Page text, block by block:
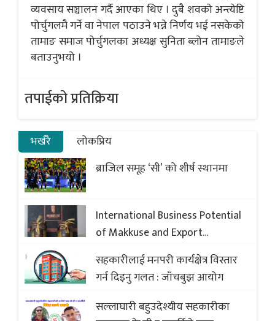
व्यवसाय सञ्चालन गर्दै आएका थिए । दुबै शवको अन्त्येष्टि
पोर्चुगलमै गर्ने वा नेपाल पठाउने भन्ने निर्णय भई नसकेको
तामाङ समाज पोर्चुगलका अध्यक्ष सुनिता ब्लोन तामाङले
बताउनुभयो ।
तपाईको प्रतिक्रिया
भर्खरै
लोकप्रिय
ब्राजिल समूह ‘सी’ को शीर्ष स्थानमा
International Business Potential
of Makkuse and Export
Opportunities of Nepali Sweets
with Global Comparison to
Baklava
सहकारीलाई मनपरी कार्यक्षेत्र विस्तार
गर्न दिइनु गलत : जाँचबुझ आयोग
सल्लाघारी बहुउदेश्यीय सहकारीका